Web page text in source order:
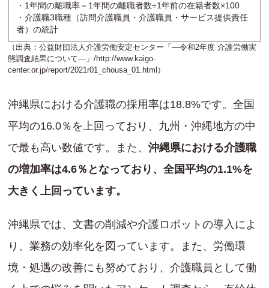
・1年間の離職率＝1年間の離職者数÷1年前の在籍者数×100
・介護職3職種（訪問介護職員・介護職員・サービス提供責任
者）の統計
（出典：公益財団法人介護労働安定センター「―令和2年度 介護労働実
態調査結果について―」/http://www.kaigo-
center.or.jp/report/2021r01_chousa_01.html ）
沖縄県における介護職の採用率は18.8%です。全国
平均の16.0％を上回っており、九州・沖縄地方の中
で最も高い数値です。また、 沖縄県における介護職
の増加率は4.6％となっており、全国平均の1.1%を
大きく上回っています。
沖縄県では、文書の削減や介護ロボットの導入によ
り、業務の効率化を図っています。また、労働環
境・処遇の改善にも努めており、介護職員として働